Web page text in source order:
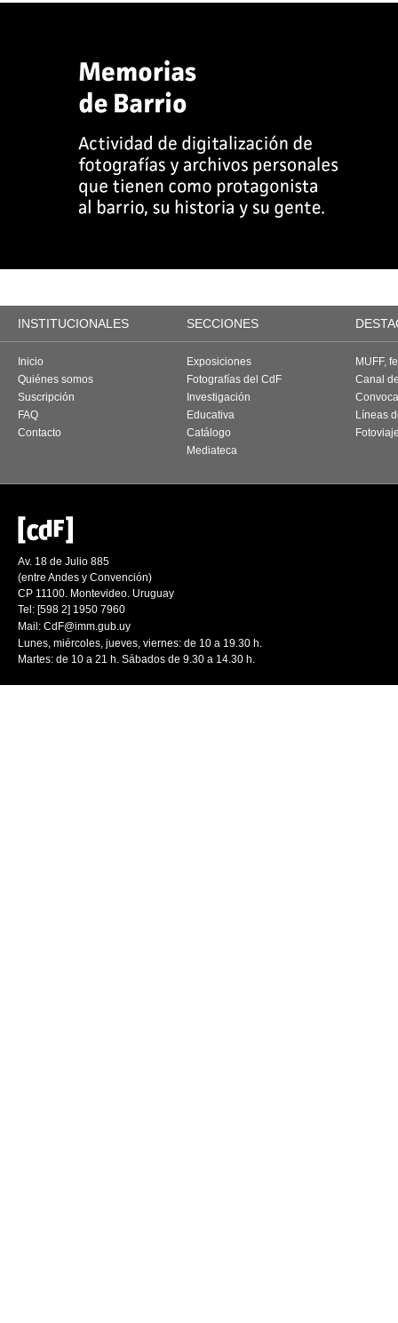
INSTITUCIONALES SECCIONES
Inicio
Quiénes somos
Suscripción
FAQ
Contacto
Exposiciones
Fotografías del CdF
Investigación
Educativa
Catálogo
Mediateca
MUFF,
Canal
Líneas
Av. 18 de Julio 885
(entre Andes y Convención)
CP 11100. Montevideo. Uruguay
Tel: [598 2] 1950 7960
Mail: CdF@imm.gub.uy
Lunes, miércoles, jueves, viernes: de 10 a 19.30 h.
Martes: de 10 a 21 h. Sábados de 9.30 a 14.30 h.